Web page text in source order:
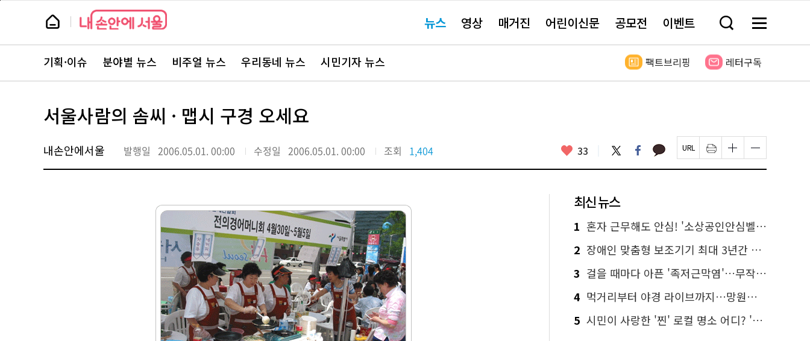
본
뉴
스 요뉴스 영상 매거진 어린이신문 공모전 이벤트 검
창
기
메
전
보
뉴
스
주
서
바
로
기획·이슈 분야별 뉴스 비주얼 뉴스 우리동네 뉴스 시민기자 뉴스 팩트브리핑 레터구독
서울사람의 솜씨 · 맵시 구경 오세요
내손안에서울 발행일 2006.05.01. 00:00 수정일 2006.05.01. 00:00 조회 1,404 좋
요
33 트
위
터
페
이
스
카
카 페
이
지
인
쇄
하
글
자
크
하
기
글
자
크
하
기
최신 뉴스
1 혼자 근무해도 안심! '소상공인안심벨' 신청하세요
2 장애인 맞춤형 보조기기 최대 3년간 무상 대여…삶의 질 높인다
3 걸을 때마다 아픈 '족저근막염'…무작정 참지 말고 '이것' 해보세요!
4 먹거리부터 야경 라이브까지…망원한강공원 알짜 코스
5 시민이 사랑한 '찐' 로컬 명소 어디? '서울에디션25' 추천 코스
페